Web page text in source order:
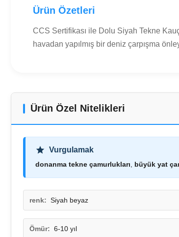
Ürün Özetleri
CCS Sertifikası ile Dolu Siyah Tekne
havadan yapılmış bir deniz çarpışma
Ürün Özel Nitelikleri
Vurgulamak
donanma tekne çamurlukları büyük yat
renk: Siyah beyaz
Ömür: 6-10 yıl